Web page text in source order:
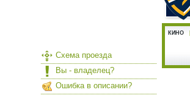
Схема проезда
Вы - владелец?
Ошибка в описании?
КИНО